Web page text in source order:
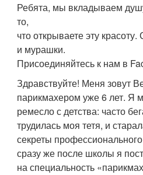
Ребята, мы вкладываем
то,
что открываете эту
и мурашки.
Присоединяйтесь к нам в
Здравствуйте! Меня зовут
парикмахером уже 6 лет. Я
ремесло с детства: часто
трудилась моя тетя, и
секреты
сразу же после школы я
на специальность